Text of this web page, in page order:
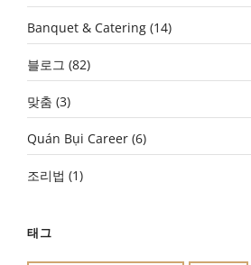
Banquet & Catering (14)
블로그 (82)
맞춤 (3)
Quán Bụi Career (6)
조리법 (1)
태그